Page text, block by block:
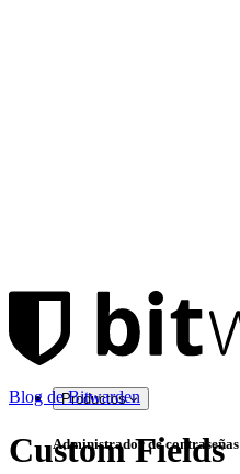
Productos
Administrador de contraseñas
Blog de Bitwarden
Custom Fields